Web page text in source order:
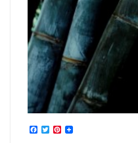
Facebook
TwitterPinterest